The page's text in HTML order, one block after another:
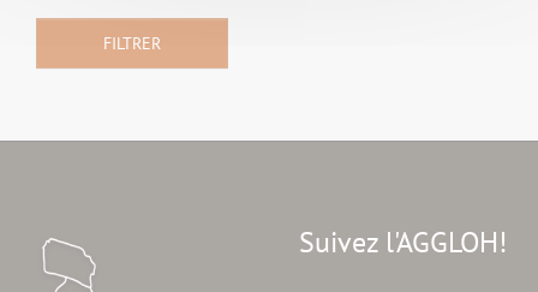
Suivez l'AGGLOH!